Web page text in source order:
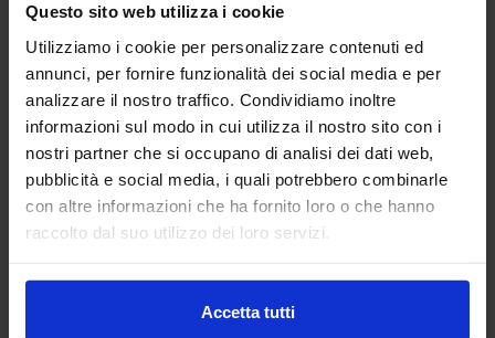
Questo sito web utilizza i cookie
Utilizziamo i cookie per personalizzare contenuti ed
annunci, per fornire funzionalità dei social media e per
analizzare il nostro traffico. Condividiamo inoltre
informazioni sul modo in cui utilizza il nostro sito con i
nostri partner che si occupano di analisi dei dati web,
pubblicità e social media, i quali potrebbero combinarle
con altre informazioni che ha fornito loro o che hanno
raccolto dal suo utilizzo dei loro servizi.
Accetta tutti
Siepe 03 Armadio 12
Barriera stradale
Categorie Blocchi CAD